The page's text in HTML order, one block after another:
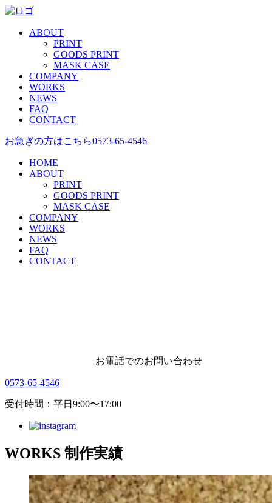
ABOUT
PRINT
GOODS PRINT
MASK CASE
COMPANY
WORKS
NEWS
FAQ
CONTACT
お急ぎの方はこちら0573-65-4546
HOME
ABOUT
PRINT
GOODS PRINT
MASK CASE
COMPANY
WORKS
NEWS
FAQ
CONTACT
お電話でのお問い合わせ
0573-65-4546
受付時間：平日9:00〜17:00
WORKS 制作実績